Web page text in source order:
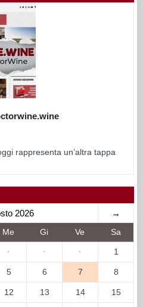
rappresenta un’altra tappa
2026 →
Me Gi Ve Sa
· · · 1
5 6 7 8
12 13 14 15